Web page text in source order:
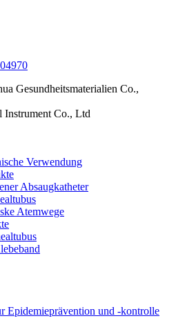
Gesundheitsmaterialien Co.,
Instrument Co., Ltd
Verwendung
Absaugkatheter
Atemwege
Epidemieprävention und -kontrolle